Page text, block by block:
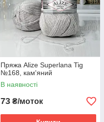
Пряжа Alize Superlana Tig
№168, кам'яний
В наявності
73 ₴/моток